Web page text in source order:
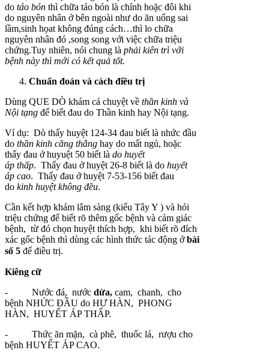
do táo bón thì chữa táo bón là chính hoặc đôi khi
do nguyên nhân ở bên ngoài như do ăn uống sai
lầm,sinh họat không đúng cách…thì lo chữa
nguyên nhân đó ,song song với việc chữa triệu
chứng.Tuy nhiên, nói chung là phải kiên trì với
bệnh này thì mới có kết quả tốt.
Chuẩn đoán và cách điều trị
Dùng QUE DÒ khám cá chuyệt về thần kinh và
Nội tạng để biết đau do Thần kinh hay Nội tạng.
Ví dụ: Dò thấy huyệt 124-34 đau biết là nhức đầu
do thần kinh căng thẳng hay do mất ngủ, hoặc
thấy đau ở huyuệt 50 biết là do huyết
áp thấp. Thấy đau ở huyệt 26-8 biết là do huyết
áp cao. Thấy đau ở huyệt 7-53-156 biết đau
do kinh huyệt không đều.
Cần kết hợp khám lâm sàng (kiểu Tây Y ) và hỏi
triệu chứng để biết rõ thêm gốc bệnh và cảm giác
bệnh, từ đó chọn huyệt thích hợp, khi biết rõ đích
xác gốc bệnh thì dùng các hình thức tác động ởbài
số 5 để điều trị.
Kiêng cữ
- Nước đá, nước dừa, cam, chanh, cho
bệnh NHỨC ĐẦU do HƯ HÀN, PHONG
HÀN, HUYẾT ÁP THẤP.
- Thức ăn mặn, cà phê, thuốc lá, rượu cho
bệnh HUYẾT ÁP CAO.